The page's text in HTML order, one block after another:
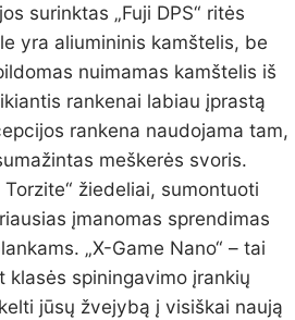
surinktas „Fuji DPS“ ritės
yra aliumininis kamštelis, be
nuimamas kamštelis iš
rankenai labiau įprastą
rankena naudojama tam,
meškerės svoris.
žiedeliai, sumontuoti
įmanomas sprendimas
„X-Game Nano“ – tai
klasės spiningavimo įrankių
jūsų žvejybą į visiškai naują